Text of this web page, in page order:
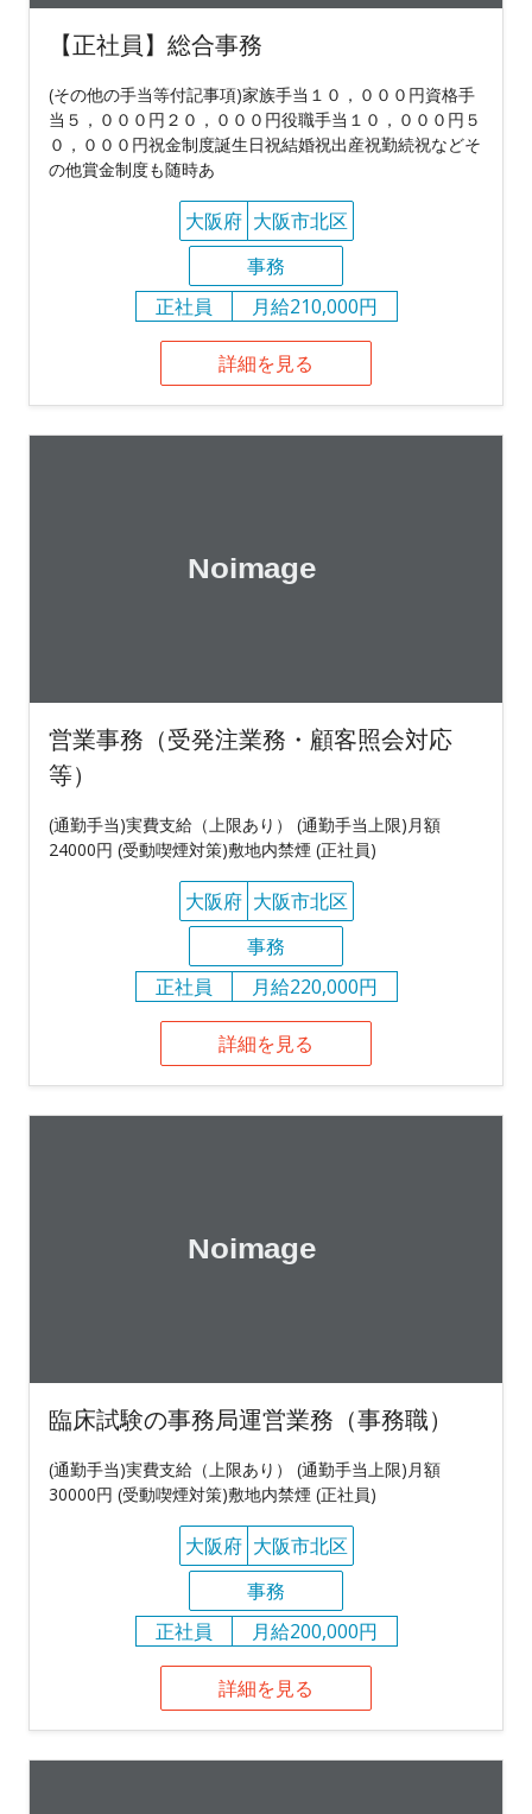
【正社員】総合事務
(その他の手当等付記事項)家族手当１０，０００円資格手
当５，０００円２０，０００円役職手当１０，０００円５
０，０００円祝金制度誕生日祝結婚祝出産祝勤続祝などそ
の他賞金制度も随時あ
大阪府 大阪市北区
事務
正社員
月給210,000円
詳細を見る
営業事務（受発注業務・顧客照会対応
等）
(通勤手当)実費支給（上限あり） (通勤手当上限)月額
24000円 (受動喫煙対策)敷地内禁煙 (正社員)
大阪府 大阪市北区
事務
正社員
月給220,000円
詳細を見る
臨床試験の事務局運営業務（事務職）
(通勤手当)実費支給（上限あり） (通勤手当上限)月額
30000円 (受動喫煙対策)敷地内禁煙 (正社員)
大阪府 大阪市北区
事務
正社員
月給200,000円
詳細を見る